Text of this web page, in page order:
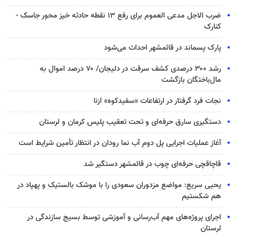
ضرب الاجل مدعی العموم برای رفع ۱۳ نقطه حادثه خیز محور جاسک -
کنارک
پارک پسماند در قائمشهر احداث می‌شود
رشد ۳۰۰ درصدی کشف سرقت در دلیجان/ ۷۰ درصد اموال به
مال‌باختگان بازگشت
نجات فرد گرفتار در ارتفاعات «سفیدکوه» ازنا
دستگیری سارق حرفه‌ای و تحت تعقیب پلیس کرمان و لرستان
آغاز عملیات اجرایی پل دوم آب نما رودان در انتظار تأمین شرایط است
قاچاقچی حرفه‌ای چوب در قائمشهر دستگیر شد
یحیی سریع: مواضع مزدوران سعودی را با موشک بالستیک و پهپاد در
هم شکستیم
اجرای پروژه‌های مهم آب‌رسانی و آموزشی توسط بسیج سازندگی در
لرستان